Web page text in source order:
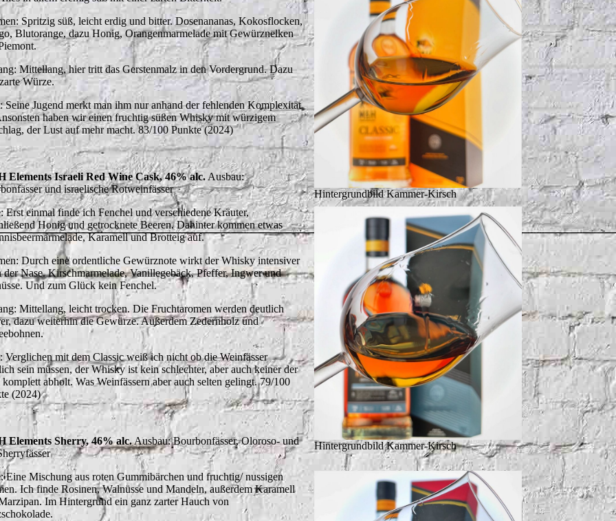
Hintergrundbild Kammer-Kirsch
Spritzig süß, leicht erdig und bitter. Dosenananas, Kokosflocken,
Blutorange, dazu Honig, Orangenmarmelade mit Gewürznelken
Mittellang, hier tritt das Gerstenmalz in den Vordergrund. Dazu
Würze.
Seine Jugend merkt man ihm nur anhand der fehlenden Komplexität
haben wir einen fruchtig süßen Whisky mit würzigem
der Lust auf mehr macht. 83/100 Punkte (2024)
Elements Israeli Red Wine Cask, 46% alc. Ausbau:
und israelische Rotweinfässer
Hintergrundbild Kammer-Kirsch
Erst einmal finde ich Fenchel und verschiedene Kräuter,
Honig und getrocknete Beeren. Dahinter kommen etwas
Karamell und Brotteig auf.
Durch eine ordentliche Gewürznote wirkt der Whisky intensiver
der Nase. Kirschmarmelade, Vanillegebäck, Pfeffer, Ingwer und
Und zum Glück kein Fenchel.
Mittellang, leicht trocken. Die Fruchtaromen werden deutlich
dazu weiterhin die Gewürze. Außerdem Zedernholz und
Verglichen mit dem Classic weiß ich nicht ob die Weinfässer
sein müssen, der Whisky ist kein schlechter, aber auch keiner der
abholt. Was Weinfässern aber auch selten gelingt. 79/100
(2024)
Elements Sherry, 46% alc.Ausbau: Bourbonfässer, Oloroso- und
Eine Mischung aus roten Gummibärchen und fruchtig/ nussigen
Ich finde Rosinen, Walnüsse und Mandeln, außerdem Karamell
Im Hintergrund ein ganz zarter Hauch von